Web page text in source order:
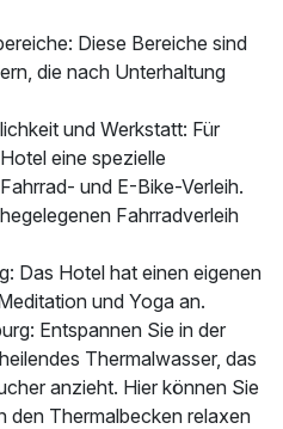
p.P. ab165,00 €
Diese Bereiche sind
die nach Unterhaltung
und Werkstatt: Für
eine spezielle
und E-Bike-Verleih.
Fahrradverleih
Das Hotel hat einen eigenen
und Yoga an.
Entspannen Sie in der
Thermalwasser, das
anzieht. Hier können Sie
den Thermalbecken relaxen